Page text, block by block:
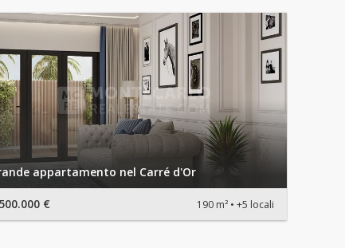
appartamento nel Carré d'Or
€ 190 m² +5 locali